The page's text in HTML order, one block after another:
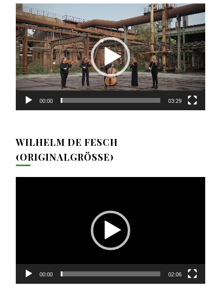
Video-
Player
00:00 03:29
WILHELM DE FESCH
(ORIGINALGRÖSSE)
00:00 02:06